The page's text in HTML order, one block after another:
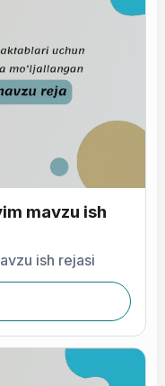
mavzu ish
ish rejasi